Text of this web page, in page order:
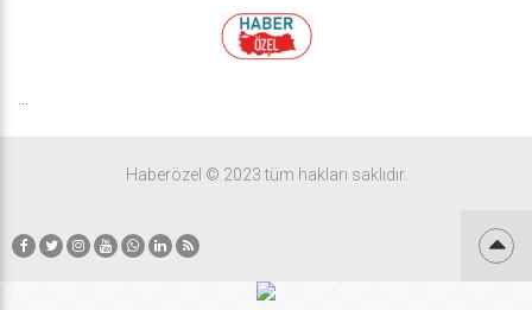
Haberözel © 2023 tüm hakları saklıdır.